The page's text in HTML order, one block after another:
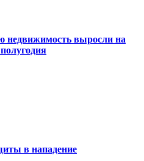
недвижимость выросли на
в нападение